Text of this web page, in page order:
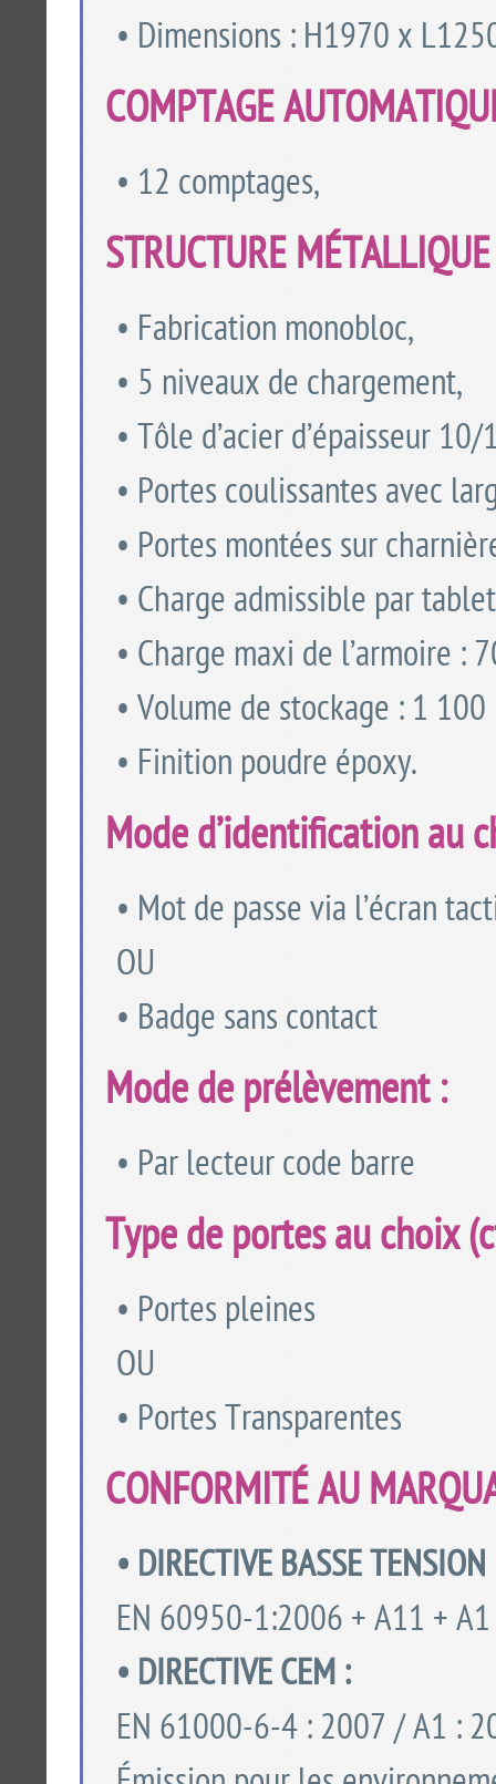
• Dimensions : H1970 x
COMPTAGE
• 12 comptages,
STRUCTURE MÉTALLIQUE
• Fabrication monobloc,
• 5 niveaux de chargement,
• Tôle d’acier d’épaisseur 10/
• Portes coulissantes avec
• Portes montées sur
• Charge admissible par
• Charge maxi de l’armoire :
• Volume de stockage : 1
• Finition poudre époxy.
Mode d’identification au
• Mot de passe via l’écran
OU
• Badge sans contact
Mode de prélèvement :
• Par lecteur code barre
Type de portes au choix
• Portes pleines
OU
• Portes Transparentes
CONFORMITÉ AU
• DIRECTIVE BASSE TENSION
EN 60950-1:2006 + A11 +
• DIRECTIVE CEM :
EN 61000-6-4 : 2007 / A1 :